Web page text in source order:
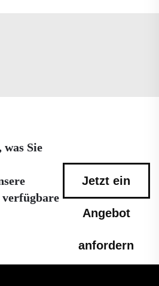
was Sie
Jetzt ein
Angebot
anfordern